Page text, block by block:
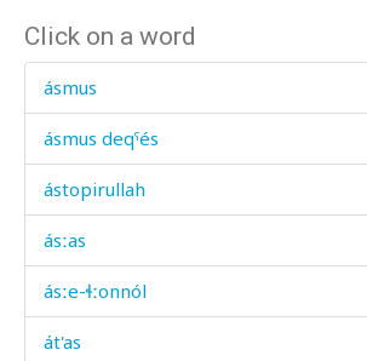
Click on a word
ásmus
ásmus deqˤés
ástopirullah
ásːas
ásːe-ɬːonnól
át'as